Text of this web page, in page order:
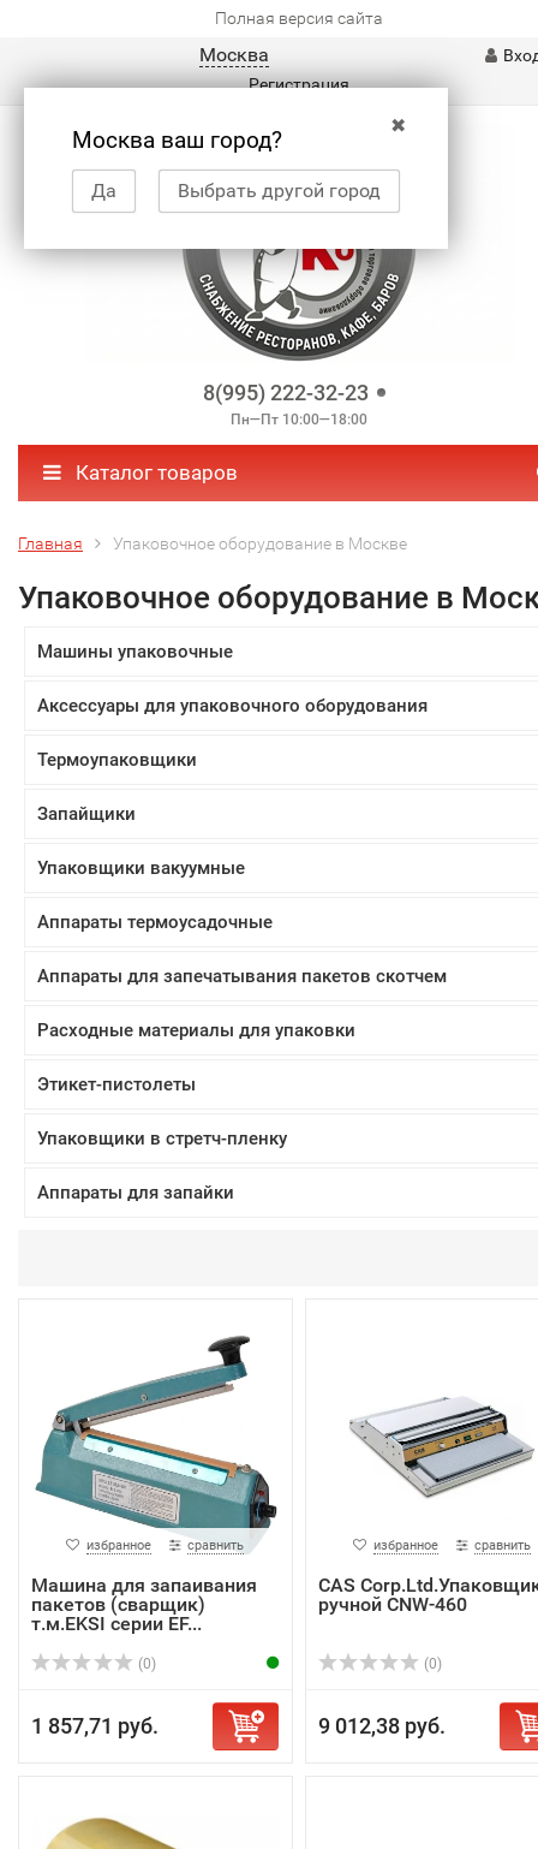
Полная версия сайта
Москва
✖
Москва ваш город?
Да Выбрать другой город
Регистрация
8(995) 222-32-23
Пн—Пт 10:00—18:00
Каталог товаров
Главная Упаковочное оборудование в Москве
Упаковочное оборудование в
Машины упаковочные
Аксессуары для упаковочного оборудования
Термоупаковщики
Запайщики
Упаковщики вакуумные
Аппараты термоусадочные
Аппараты для запечатывания пакетов скотчем
Расходные материалы для упаковки
Этикет-пистолеты
Упаковщики в стретч-пленку
Аппараты для запайки
избранное сравнить
Машина для запаивания
пакетов (сварщик)
т.м.EKSI серии EF...
(0)
1 857,71 руб.
избранное сравнить
CAS
ручной СNW-460
(0)
9 012,38 руб.